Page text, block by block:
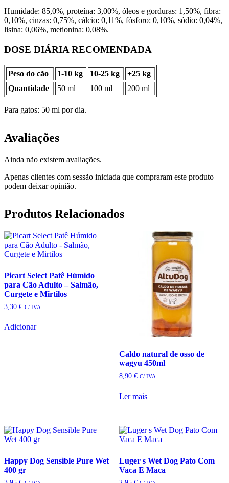
Humidade: 85,0%, proteína: 3,00%, óleos e gorduras: 1,50%, fibra:
0,10%, cinzas: 0,75%, cálcio: 0,11%, fósforo: 0,10%, sódio: 0,04%,
lisina: 0,06%, metionina: 0,08%.
DOSE DIÁRIA RECOMENDADA
Peso do cão 1-10 kg 10-25 kg
+25 kg
Quantidade
50 ml 100 ml 200 ml
Para gatos: 50 ml por dia.
Avaliações
Ainda não existem avaliações.
Apenas clientes com sessão iniciada que compraram este produto
podem deixar opinião.
Produtos Relacionados
Picart Select Patê Húmido
para Cão Adulto – Salmão,
Curgete e Mirtilos
3,30 € C/ IVA
Adicionar
Caldo natural de osso de
wagyu 450ml
8,90 € C/ IVA
Ler mais
Happy Dog Sensible Pure Wet
400 gr
Luger s Wet Dog Pato Com
Vaca E Maca